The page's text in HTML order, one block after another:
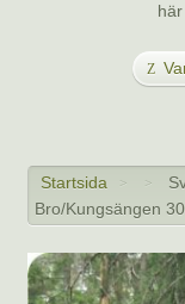
Startsida > >
Bro/Kungsängen